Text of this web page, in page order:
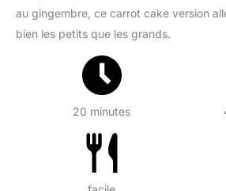
au gingembre, ce carrot cake version
bien les petits que les grands.
20 minutes